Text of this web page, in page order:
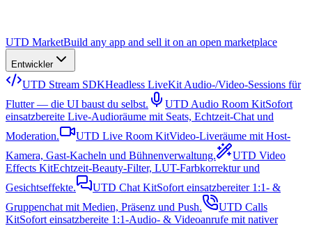
UTD MarketBuild any app and sell it on an open marketplace
Entwickler
UTD Stream SDKHeadless LiveKit Audio-/Video-Sessions für
Flutter — die UI baust du selbst.
UTD Audio Room KitSofort
einsatzbereite Live-Audioräume mit Seats, Echtzeit-Chat und
Moderation.
UTD Live Room KitVideo-Liveräume mit Host-
Kamera, Gast-Kacheln und Bühnenverwaltung.
UTD Video
Effects KitEchtzeit-Beauty-Filter, LUT-Farbkorrektur und
Gesichtseffekte.
UTD Chat KitSofort einsatzbereiter 1:1- &
Gruppenchat mit Medien, Präsenz und Push.
UTD Calls
KitSofort einsatzbereite 1:1-Audio- & Videoanrufe mit nativer